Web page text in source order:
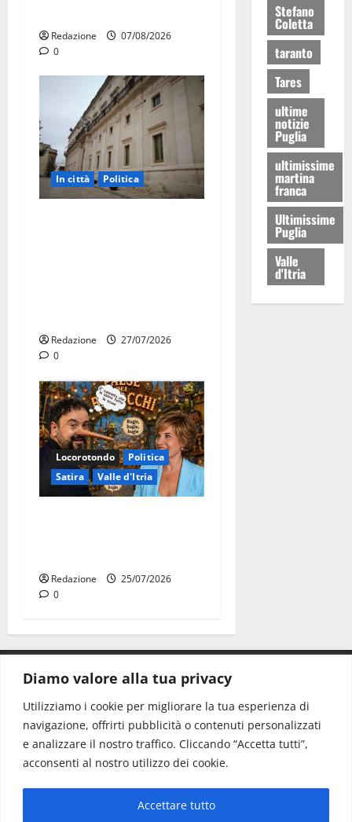
Diamo valore alla tua privacy
Utilizziamo i cookie per migliorare la tua esperienza di
navigazione, offrirti pubblicità o contenuti personalizzati
e analizzare il nostro traffico. Cliccando “Accetta tutti”,
acconsenti al nostro utilizzo dei cookie.
Accettare tutto
Redazione
07/08/2026
0
In città Politica
Redazione
27/07/2026
0
Locorotondo
Politica
Satira
Valle d'Itria
Redazione
25/07/2026
0
Stefano
Coletta
taranto
Tares
ultime
notizie
Puglia
ultimissime
martina
franca
Ultimissime
Puglia
Valle
d'Itria
CONTATTI.
Redazione: redazione@www.martinasera.it
Direttore:direttore@www.martinasera.it
Info & Commerciale:info@www.martinasera.it